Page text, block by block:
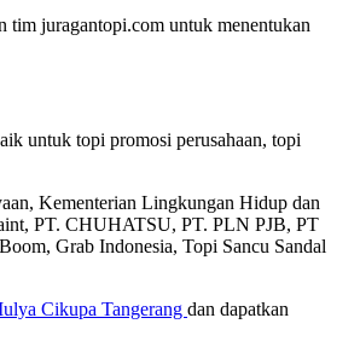
tim juragantopi.com untuk menentukan
untuk topi promosi perusahaan, topi
Kementerian Lingkungan Hidup dan
PT. CHUHATSU, PT. PLN PJB, PT
Grab Indonesia, Topi Sancu Sandal
Cikupa Tangerang dan dapatkan